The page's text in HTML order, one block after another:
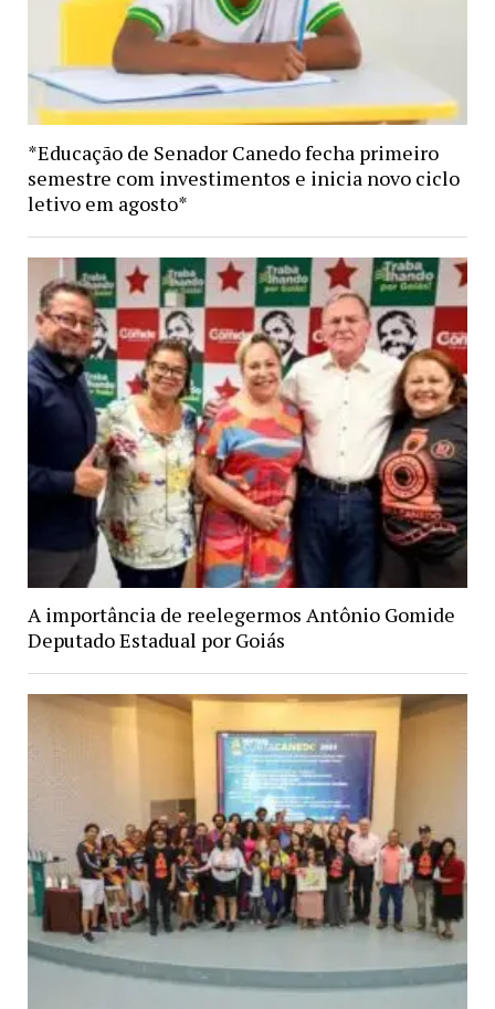
*Educação de Senador Canedo fecha primeiro
semestre com investimentos e inicia novo ciclo
letivo em agosto*
A importância de reelegermos Antônio Gomide
Deputado Estadual por Goiás